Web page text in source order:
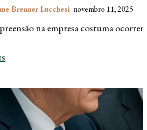
Brenner Lucchesi novembro 11, 2025
na empresa costuma